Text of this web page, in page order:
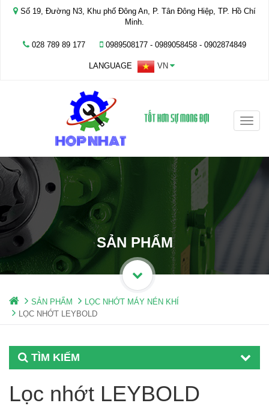
Số 19, Đường N3, Khu phố Đông An, P. Tân Đông Hiệp, TP. Hồ Chí
Minh.
028 789 89 177 0989508177 - ‭0989058458‬ - 0902874849
LANGUAGE VN
Toggle
SẢN PHẨM
SẢN PHẨM
LỌC NHỚT MÁY NÉN KHÍ
LỌC NHỚT LEYBOLD
TÌM KIẾM
Lọc nhớt LEYBOLD